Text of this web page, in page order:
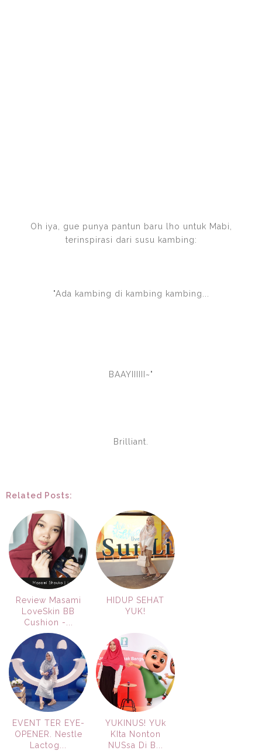
Oh iya, gue punya pantun baru lho untuk Mabi,
terinspirasi dari susu kambing:
"Ada kambing di kambing kambing...
BAAYIIIIII~"
Brilliant.
Related Posts:
Review Masami
LoveSkin BB
Cushion -...
HIDUP SEHAT
YUK!
EVENT TER EYE-
OPENER. Nestle
Lactog...
YUKINUS! YUk
KIta Nonton
NUSsa Di B...